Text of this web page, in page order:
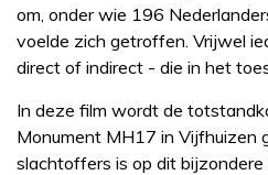
om, onder wie 196
voelde zich getroffen. Vrijwel
direct of indirect - die in het
In deze film wordt de
Monument MH17 in Vijfhuizen
slachtoffers is op dit